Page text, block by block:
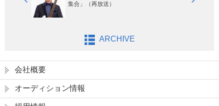
集合」（再放送）
ARCHIVE
会社概要
オーディション情報